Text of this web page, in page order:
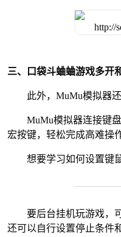
三、口袋斗蛐蛐游戏多开
此外，MuMu模拟器
MuMu模拟器连接键
宏按键，轻松完成高难操作
想要学习如何设置键
要后台挂机玩游戏，
还可以自行设置停止条件